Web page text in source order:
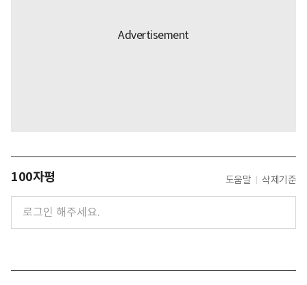
100자평 도움말 삭제기준